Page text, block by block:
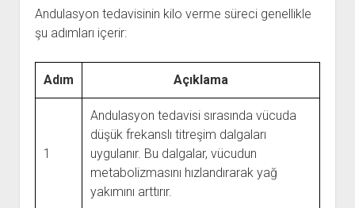
Andulasyon tedavisinin kilo verme süreci genellikle
şu adımları içerir:
Adım Açıklama
1
Andulasyon tedavisi sırasında vücuda
düşük frekanslı titreşim dalgaları
uygulanır. Bu dalgalar, vücudun
metabolizmasını hızlandırarak yağ
yakımını arttırır.